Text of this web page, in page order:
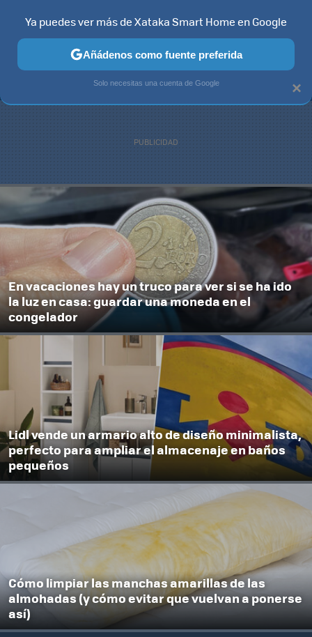
MENÚ NUEVO
CONTENIDOS SMART TV
En vacaciones hay un truco para ver si se ha ido
la luz en casa: guardar una moneda en el
congelador
Lidl vende un armario alto de diseño minimalista,
perfecto para ampliar el almacenaje en baños
pequeños
Cómo limpiar las manchas amarillas de las
almohadas (y cómo evitar que vuelvan a ponerse
así)
×
Ya puedes ver más de Xataka Smart Home en Google
Añádenos como fuente preferida
Solo necesitas una cuenta de Google